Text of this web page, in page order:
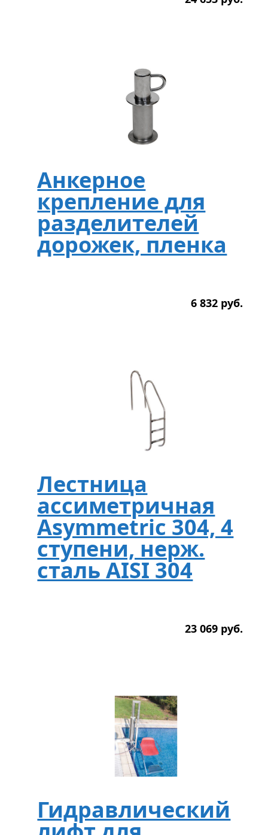
Анкерное
крепление для
разделителей
дорожек, пленка
6 832 руб.
Лестница
ассиметричная
Asymmetric 304, 4
ступени, нерж.
сталь AISI 304
23 069 руб.
Гидравлический